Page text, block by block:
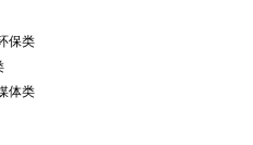
保类
体类